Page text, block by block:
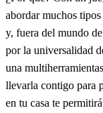
abordar muchos
y, fuera del mundo
por la universalidad
una
llevarla contigo para
en tu casa te